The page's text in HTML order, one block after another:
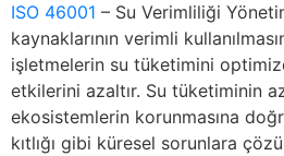
ISO 46001 – Su Verimliliği
kaynaklarının verimli
işletmelerin su tüketimini
etkilerini azaltır. Su tüketiminin
ekosistemlerin korunmasına
kıtlığı gibi küresel sorunlara